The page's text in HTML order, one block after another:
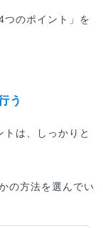
つのポイント」を
う
は、しっかりと
の方法を選んでい